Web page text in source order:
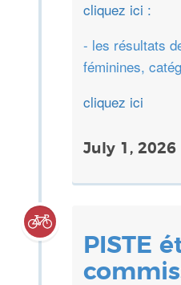
cliquez ici :
- les résultats
féminines,
cliquez ici
July 1, 2026
PISTE